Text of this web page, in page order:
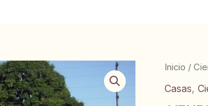
Inicio /
Casas,